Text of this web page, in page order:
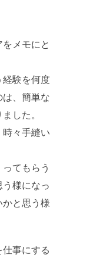
メモにと
経験を何度
は、簡単な
した。
々手縫い
てもらう
様になっ
かと思う様
事にする